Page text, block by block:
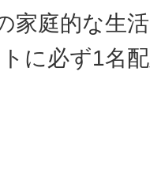
家庭的な生
に必ず1名